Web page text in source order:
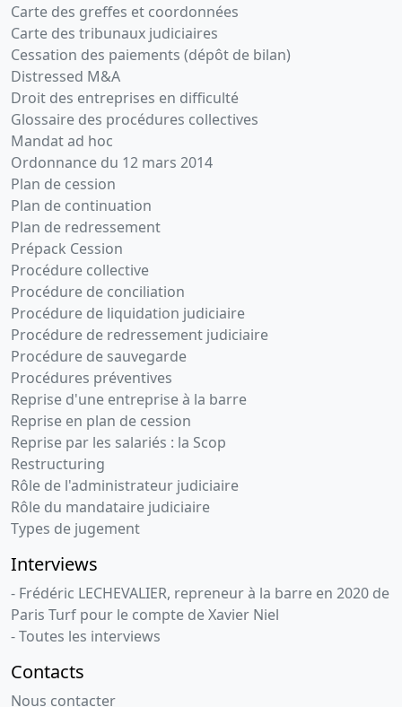
Carte des greffes et coordonnées
Carte des tribunaux judiciaires
Cessation des paiements (dépôt de bilan)
Distressed M&A
Droit des entreprises en difficulté
Glossaire des procédures collectives
Mandat ad hoc
Ordonnance du 12 mars 2014
Plan de cession
Plan de continuation
Plan de redressement
Prépack Cession
Procédure collective
Procédure de conciliation
Procédure de liquidation judiciaire
Procédure de redressement judiciaire
Procédure de sauvegarde
Procédures préventives
Reprise d'une entreprise à la barre
Reprise en plan de cession
Reprise par les salariés : la Scop
Restructuring
Rôle de l'administrateur judiciaire
Rôle du mandataire judiciaire
Types de jugement
Interviews
- Frédéric LECHEVALIER, repreneur à la barre en 2020 de
Paris Turf pour le compte de Xavier Niel
- Toutes les interviews
Contacts
Nous contacter